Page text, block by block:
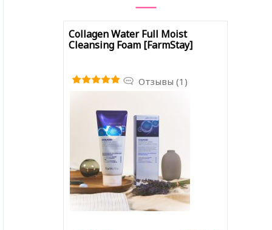
Collagen Water Full Moist
Cleansing Foam [FarmStay]
Отзывы (1)